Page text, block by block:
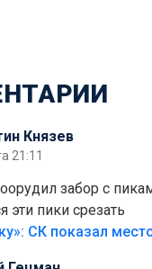
Князев
21:11
забор с
эти пики срезать